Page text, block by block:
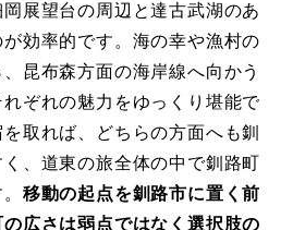
展望台の周辺と達古武湖のあ
効率的です。海の幸や漁村の
昆布森方面の海岸線へ向かう
ぞれの魅力をゆっくり堪能で
取れば、どちらの方面へも釧
、道東の旅全体の中で釧路町
移動の起点を釧路市に置く前
広さは弱点ではなく選択肢の